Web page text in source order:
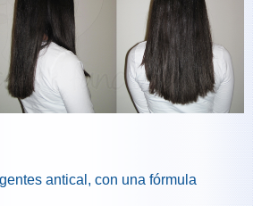
antical, con una fórmula